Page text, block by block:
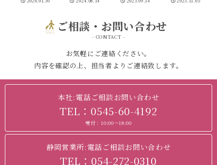
く信州古代史
ご相談・お問い合わせ
- CONTACT -
お気軽にご連絡ください。
内容を確認の上、担当者よりご連絡致します。
本社:電話ご相談お問い合わせ
TEL：0545-60-4192
受付：10:00～18:00
静岡営業所:電話ご相談お問い合わせ
TEL：054-272-0310